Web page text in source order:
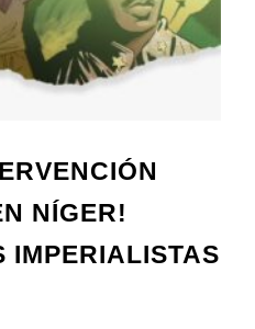
NÍGER!
IMPERIALISTAS